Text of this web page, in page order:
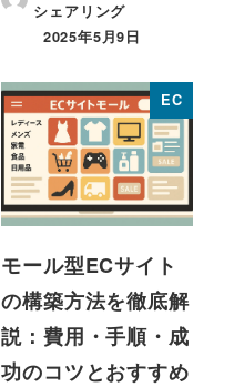
シェアリング
投稿日
2025年5月9日
EC
モール型ECサイト
の構築方法を徹底解
説：費用・手順・成
功のコツとおすすめ